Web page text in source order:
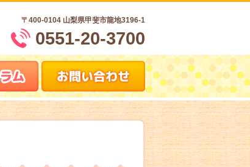
〒400-0104 山梨県甲斐市龍地3196-1
0551-20-3700